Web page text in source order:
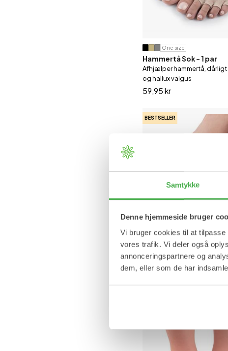
Samtykke
Denne hjemmeside bruger
Vi bruger cookies til at
vores trafik. Vi deler også
annonceringspartnere og
dem, eller som de har
One size
Hammertå Sok - 1 par
Afhjælper hammertå,
og hallux valgus
59,95 kr
BESTSELLER
L
Blødt Knystebind med
par